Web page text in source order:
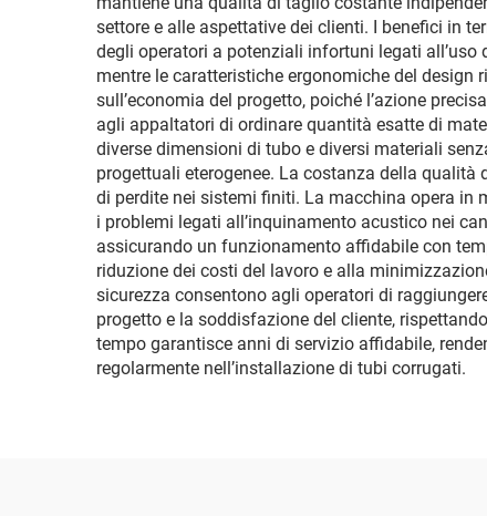
settore e alle aspettative dei clienti. I benefici in
degli operatori a potenziali infortuni legati
mentre le caratteristiche ergonomiche del
sull’economia del progetto, poiché l’azione
agli appaltatori di ordinare quantità esatte di
diverse dimensioni di tubo e diversi materiali
progettuali eterogenee. La costanza della
di perdite nei sistemi finiti. La macchina opera in
i problemi legati all’inquinamento acustico nei
assicurando un funzionamento affidabile con
riduzione dei costi del lavoro e alla
sicurezza consentono agli operatori di
progetto e la soddisfazione del cliente,
tempo garantisce anni di servizio affidabile,
regolarmente nell’installazione di tubi corrugati.